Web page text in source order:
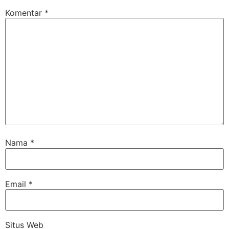
Komentar *
Nama *
Email *
Situs Web